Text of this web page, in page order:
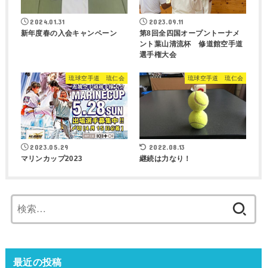
2024.01.31
新年度春の入会キャンペーン
2023.09.11
第8回全四国オープントーナメ
ント葉山清流杯 修道館空手道
選手権大会
琉球空手道 琉仁会
2023.05.29
マリンカップ2023
琉球空手道 琉仁会
2022.08.13
継続は力なり！
索:
最近の投稿